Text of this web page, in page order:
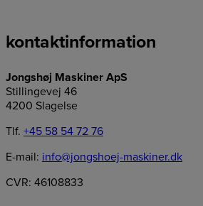
kontaktinformation
Jongshøj Maskiner ApS
Stillingevej 46
4200 Slagelse
Tlf. +45 58 54 72 76
E-mail: info@jongshoej-maskiner.dk
CVR: 46108833